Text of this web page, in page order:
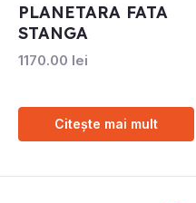
PLANETARA FATA
STANGA
1170.00 lei
Citește mai mult